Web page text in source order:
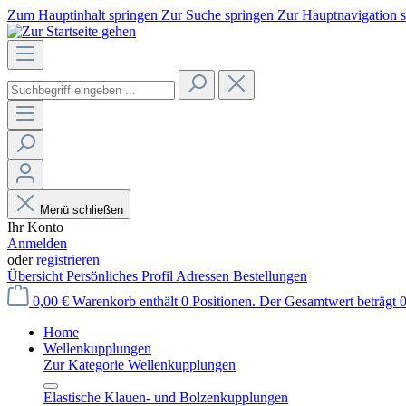
Zum Hauptinhalt springen Zur Suche springen Zur Hauptnavigation
Menü schließen
Ihr Konto
Anmelden
oderregistrieren
Übersicht Persönliches Profil Adressen Bestellungen
0,00 € Warenkorb enthält 0 Positionen. Der Gesamtwert beträgt
Home
Wellenkupplungen
Zur Kategorie Wellenkupplungen
Elastische Klauen- und Bolzenkupplungen